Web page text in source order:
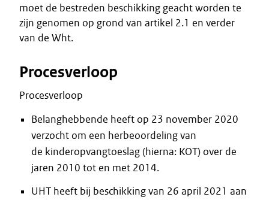
moet de bestreden beschikking geacht worden te
zijn genomen op grond van artikel 2.1 en verder
van de Wht.
Procesverloop
Procesverloop
Belanghebbende heeft op 23 november 2020
verzocht om een herbeoordeling van
de kinderopvangtoeslag (hierna: KOT) over de
jaren 2010 tot en met 2014.
UHT heeft bij beschikking van 26 april 2021 aan